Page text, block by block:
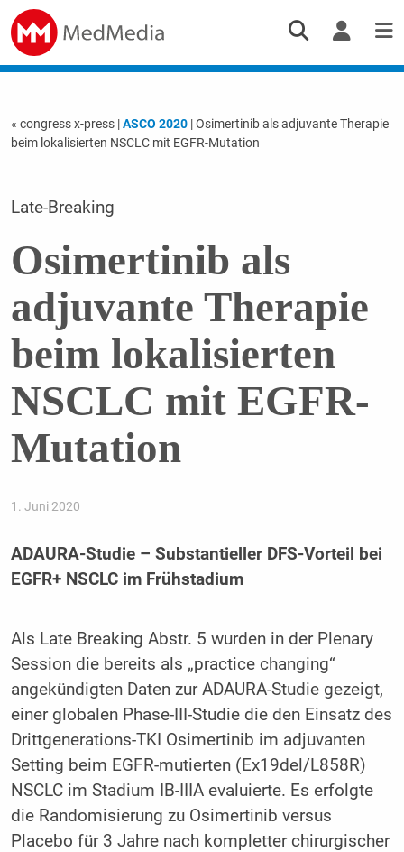
« congress x-press |ASCO 2020| Osimertinib als adjuvante Therapie
beim lokalisierten NSCLC mit EGFR-Mutation
Late-Breaking
Osimertinib als
adjuvante Therapie
beim lokalisierten
NSCLC mit EGFR-
Mutation
1. Juni 2020
ADAURA-Studie – Substantieller DFS-Vorteil bei
EGFR+ NSCLC im Frühstadium
Als Late Breaking Abstr. 5 wurden in der Plenary
Session die bereits als „practice changing“
angekündigten Daten zur ADAURA-Studie gezeigt,
einer globalen Phase-III-Studie die den Einsatz des
Drittgenerations-TKI Osimertinib im adjuvanten
Setting beim EGFR-mutierten (Ex19del/L858R)
NSCLC im Stadium IB-IIIA evaluierte. Es erfolgte
die Randomisierung zu Osimertinib versus
Placebo für 3 Jahre nach kompletter chirurgischer